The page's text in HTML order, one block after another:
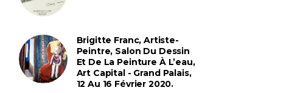
Brigitte Franc, Artiste-
Peintre, Salon Du Dessin
Et De La Peinture À L’eau,
Art Capital - Grand Palais,
12 Au 16 Février 2020.